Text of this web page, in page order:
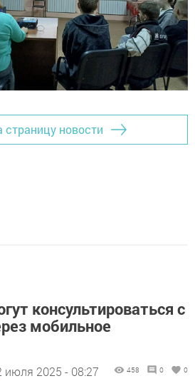
страницу новости
консультироваться с
мобильное
июля 2025 - 08:27 458 0 0